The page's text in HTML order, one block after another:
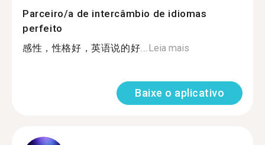
Parceiro/a de intercâmbio de idiomas
perfeito
感性，性格好，英语说的好...Leia mais
Baixe o aplicativo